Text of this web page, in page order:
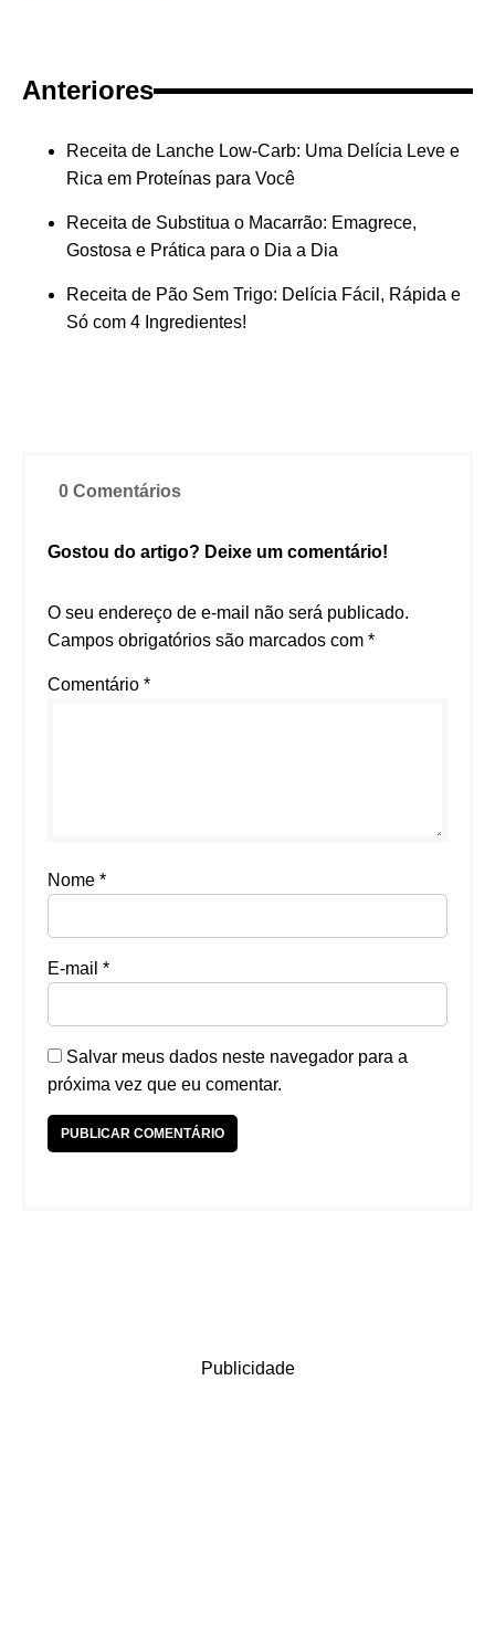
Anteriores
Receita de Lanche Low-Carb: Uma Delícia Leve e
Rica em Proteínas para Você
Receita de Substitua o Macarrão: Emagrece,
Gostosa e Prática para o Dia a Dia
Receita de Pão Sem Trigo: Delícia Fácil, Rápida e
Só com 4 Ingredientes!
0 Comentários
Gostou do artigo? Deixe um comentário!
O seu endereço de e-mail não será publicado.
Campos obrigatórios são marcados com *
Comentário *
Nome *
E-mail *
Salvar meus dados neste navegador para a
próxima vez que eu comentar.
Publicidade